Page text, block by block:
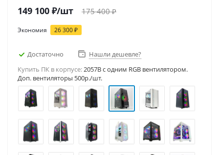
149 100 ₽/шт 175 400₽
Экономия 26 300₽
Достаточно
Нашли дешевле?
Купить ПК в корпусе:2057B c одним RGB вентилятором.
Доп. вентиляторы 500р./шт.